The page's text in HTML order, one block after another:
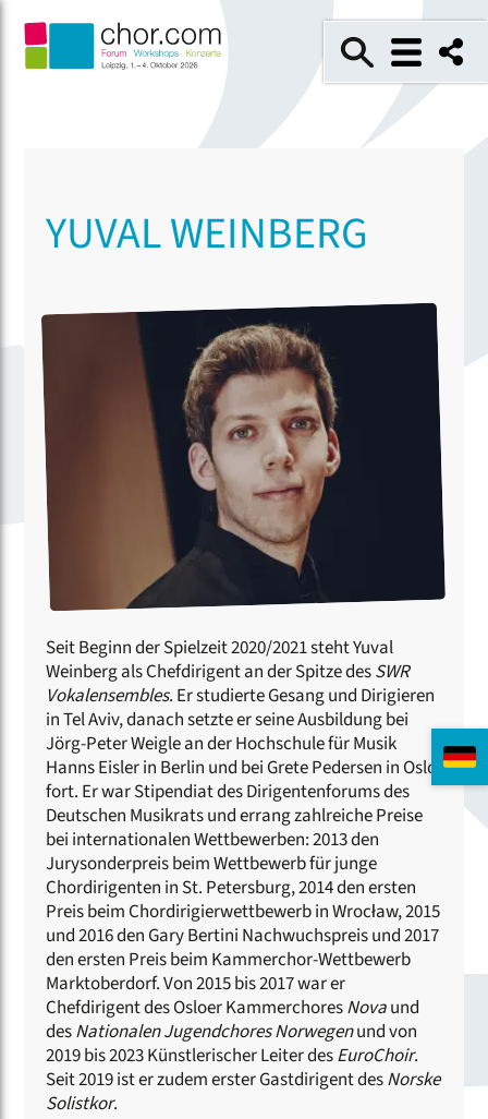
YUVAL WEINBERG
Seit Beginn der Spielzeit 2020/2021 steht Yuval
Weinberg als Chefdirigent an der Spitze desSWR
Vokalensembles. Er studierte Gesang und Dirigieren
in Tel Aviv, danach setzte er seine Ausbildung bei
Jörg-Peter Weigle an der Hochschule für Musik
Hanns Eisler in Berlin und bei Grete Pedersen in Oslo
fort. Er war Stipendiat des Dirigentenforums des
Deutschen Musikrats und errang zahlreiche Preise
bei internationalen Wettbewerben: 2013 den
Jurysonderpreis beim Wettbewerb für junge
Chordirigenten in St. Petersburg, 2014 den ersten
Preis beim Chordirigierwettbewerb in Wrocław, 2015
und 2016 den Gary Bertini Nachwuchspreis und 2017
den ersten Preis beim Kammerchor-Wettbewerb
Marktoberdorf. Von 2015 bis 2017 war er
Chefdirigent des Osloer KammerchoresNovaund
desNationalen JugendchoresNorwegenund von
2019 bis 2023 Künstlerischer Leiter desEuroChoir.
Seit 2019 ist er zudem erster Gastdirigent desNorske
Solistkor.